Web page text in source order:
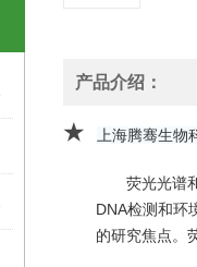
产品介绍：
★ 上海腾骞生物
荧光光谱
DNA检测和环
的研究焦点。